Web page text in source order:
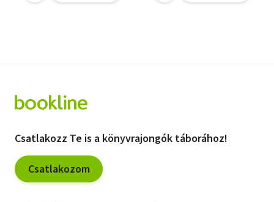
Csatlakozz Te is a könyvrajongók táborához!
Csatlakozom